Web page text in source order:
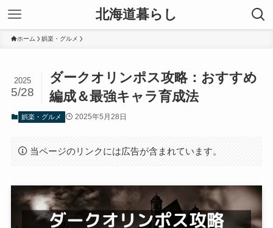
北海道暮らし
ホーム 娯楽・グルメ
ダークオリンポス攻略：おすすめ
編成＆最強キャラ育成法
2025
5/28
娯楽・グルメ 2025年5月28日
当ページのリンクには広告が含まれています。